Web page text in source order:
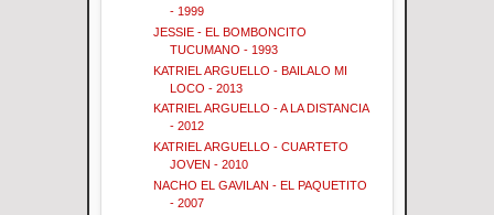
- 1999
JESSIE - EL BOMBONCITO
TUCUMANO - 1993
KATRIEL ARGUELLO - BAILALO MI
LOCO - 2013
KATRIEL ARGUELLO - A LA DISTANCIA
- 2012
KATRIEL ARGUELLO - CUARTETO
JOVEN - 2010
NACHO EL GAVILAN - EL PAQUETITO
- 2007